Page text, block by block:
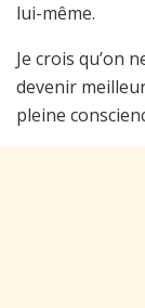
lui-même.
Je crois qu’on
devenir
pleine